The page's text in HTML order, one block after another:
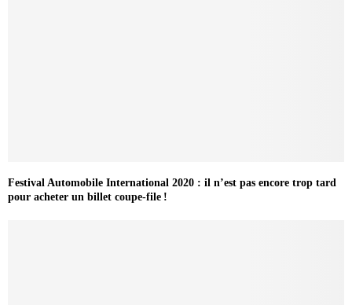
Festival Automobile International 2020 : il n’est pas encore trop tard
pour acheter un billet coupe-file !